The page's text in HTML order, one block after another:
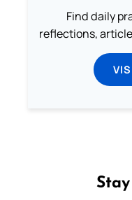
Find daily
reflections,